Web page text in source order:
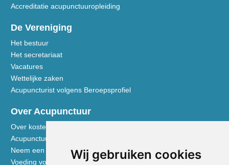
Wij gebruiken cookies
Accreditatie acupunctuuropleiding
De Vereniging
Het bestuur
Het secretariaat
Vacatures
Wettelijke zaken
Acupuncturist volgens Beroepsprofiel
Over Acupunctuur
Over kosten en vergoedingen
Acupunctuur toegelicht
Neem een kijkje in de praktijk
Voeding volgens de Vijf Elementen